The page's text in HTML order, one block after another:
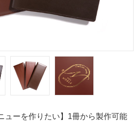
ューを作りたい】1冊から製作可能